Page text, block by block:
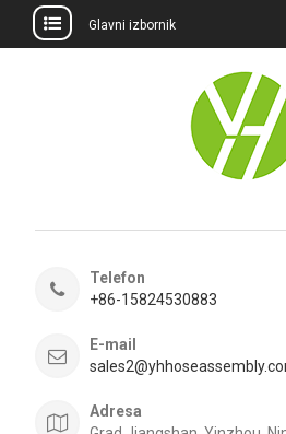
Glavni izbornik
Telefon
+86-15824530883
E-mail
Adresa